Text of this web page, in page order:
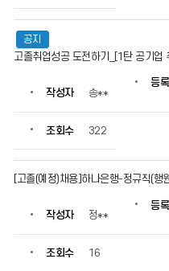
일,
조
회
를
인
할
수
공지
고졸취업성공 도전하기_[1탄 공기업
작성자 송**
등
조회수 322
[고졸(예정)채용]하나은행-정규직(
작성자 정**
등
조회수 16